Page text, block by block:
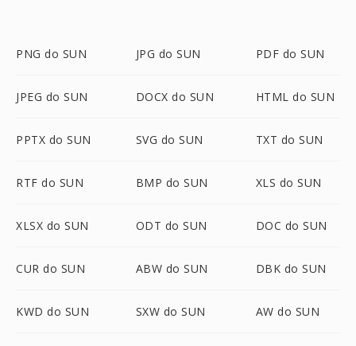
PNG do SUN JPG do SUN PDF do SUN
JPEG do SUN DOCX do SUN HTML do SUN
PPTX do SUN SVG do SUN TXT do SUN
RTF do SUN BMP do SUN XLS do SUN
XLSX do SUN ODT do SUN DOC do SUN
CUR do SUN ABW do SUN DBK do SUN
KWD do SUN SXW do SUN AW do SUN